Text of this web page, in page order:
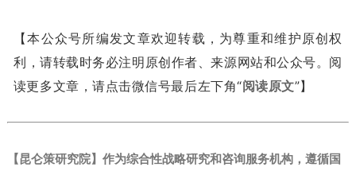
【本公众号所编发文章欢迎转载，为尊重和维护原创权
利，请转载时务必注明原创作者、来源网站和公众号。阅
读更多文章，请点击微信号最后左下角“阅读原文”】
【昆仑策研究院】作为综合性战略研究和咨询服务机构，遵循国